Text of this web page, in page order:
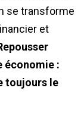
se transforme
et
économie :
toujours le